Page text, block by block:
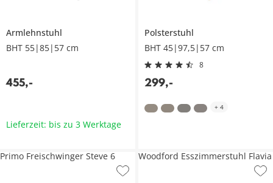
Armlehnstuhl
BHT 55|85|57 cm
455,-
Lieferzeit: bis zu 3 Werktage
Polsterstuhl
BHT 45|97,5|57 cm
8
299,-
+ 4
Primo Freischwinger Steve 6 Woodford Esszimmerstuhl Flavia